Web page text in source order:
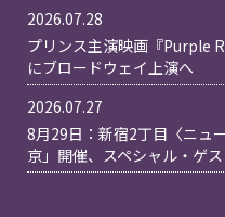
2026.07.28
プリンス主演映画『Purple
にブロードウェイ上演へ
2026.07.27
8月29日：新宿2丁目〈ニュ
京」開催、スペシャル・ゲ